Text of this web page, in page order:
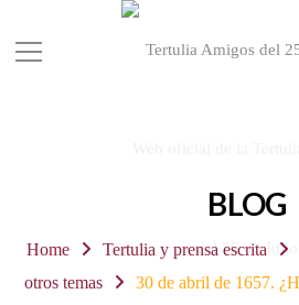
BLOG
Home Tertulia y prensa escrita
otros temas
30 de abril de 1657.